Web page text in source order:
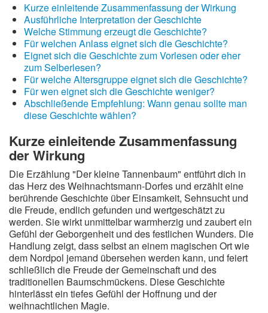
Kurze einleitende Zusammenfassung der Wirkung
Ausführliche Interpretation der Geschichte
Welche Stimmung erzeugt die Geschichte?
Für welchen Anlass eignet sich die Geschichte?
Eignet sich die Geschichte zum Vorlesen oder eher
zum Selberlesen?
Für welche Altersgruppe eignet sich die Geschichte?
Für wen eignet sich die Geschichte weniger?
Abschließende Empfehlung: Wann genau sollte man
diese Geschichte wählen?
Kurze einleitende Zusammenfassung
der Wirkung
Die Erzählung "Der kleine Tannenbaum" entführt dich in
das Herz des Weihnachtsmann-Dorfes und erzählt eine
berührende Geschichte über Einsamkeit, Sehnsucht und
die Freude, endlich gefunden und wertgeschätzt zu
werden. Sie wirkt unmittelbar warmherzig und zaubert ein
Gefühl der Geborgenheit und des festlichen Wunders. Die
Handlung zeigt, dass selbst an einem magischen Ort wie
dem Nordpol jemand übersehen werden kann, und feiert
schließlich die Freude der Gemeinschaft und des
traditionellen Baumschmückens. Diese Geschichte
hinterlässt ein tiefes Gefühl der Hoffnung und der
weihnachtlichen Magie.